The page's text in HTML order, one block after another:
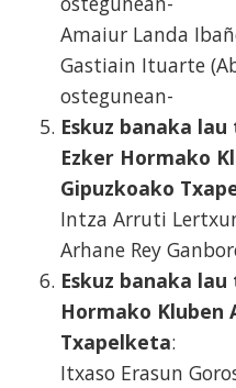
Amaiur Landa
Gastiain Ituarte
ostegunean-
Eskuz banaka
Ezker Hormako
Gipuzkoako
Intza Arruti
Arhane Rey
Eskuz banaka
Hormako Kluben
Txapelketa:
Itxaso Erasun